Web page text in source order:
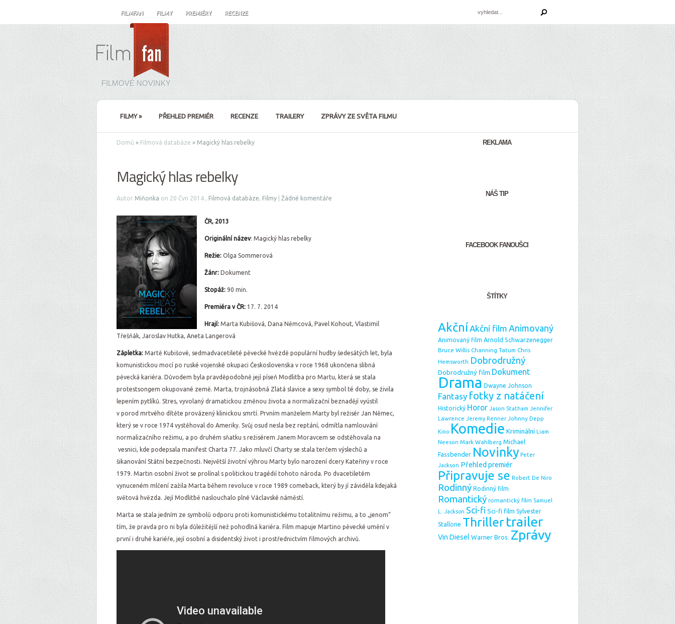
FILMFAN FILMY PREMIÉRY RECENZE
FILMOVÉ NOVINKY
FILMY» PŘEHLED PREMIÉR RECENZE TRAILERY ZPRÁVY ZE SVĚTA FILMU
Domů » Filmová databáze » Magický hlas rebelky
Magický hlas rebelky
Autor Miňonka on 20 Čvn 2014 , Filmová databáze, Filmy Žádné komentáře
ČR, 2013
Originální název: Magický hlas rebelky
Režie: Olga Sommerová
Žánr: Dokument
Stopáž: 90 min.
Premiéra v ČR: 17. 7. 2014
Hrají: Marta Kubišová, Dana Němcová, Pavel Kohout, Vlastimil
Třešňák, Jaroslav Hutka, Aneta Langerová
Zápletka: Martě Kubišové, sedmadvacetileté pěvecké hvězdě populární hudby šedesátých let, byla
komunistickou mocí po ruské vojenské okupaci Československa v roce 1968 ukončena slibná
pěvecká kariéra. Důvodem byla pravděpodobně její píseň Modlitba pro Martu, která se stala
protestsongem okupované země. Marta, trojnásobná Zlatá slavice a sexy symbol té doby, se živila
lepením pytlíků. Stres, vyvolaný dramatickou změnou života a normalizační beznadějí vyústil
v porod mrtvého dítěte provázený klinickou smrtí. Prvním manželem Marty byl režisér Jan Němec,
který se v roce 1974 vystěhoval do Ameriky. Svůj osud nesla bez reptání, odmítla namlouvání
normalizačního režimu, a po druhém sňatku s režisérem Janem Moravcem se odstěhovala na
vesnici, kde podepsala manifest Charta 77. Jako mluvčí Charty se stala terčem výslechů a
šikanování Státní bezpečnosti. Největší životní výhrou Marty bylo narození dcery Kateřiny v roce
1979. Martin osobní život se prolínal s politickou tragédií tohoto národa. Po dvacetiletém
vynuceném mlčení zažila Marta během revoluce v roce 1989 comeback, který by jí záviděla kdejaká
světová hvězda. Její Modlitbě naslouchalo plné Václavské náměstí.
Marta se stala jedním ze symbolů odporu proti komunistickému totalitnímu režimu, a to „jenom“
tím, že pravda pro ni byla důležitější než pohodlná kariéra. Film mapuje Martino pěvecké umění v
první i druhé kariéře, její osobní a disidentský život i prostřednictvím filmových archivů.
REKLAMA
NÁŠ TIP
FACEBOOK FANOUŠCI
ŠTÍTKY
AkčníAkční film Animovaný
Animovaný film Arnold Schwarzenegger
Bruce Willis Channing Tatum Chris
Hemsworth Dobrodružný
Dobrodružný film Dokument
Drama Dwayne Johnson
Fantasy fotky z natáčení
Historický Horor Jason Statham Jennifer
Lawrence Jeremy Renner Johnny Depp
Kino Komedie Kriminální Liam
Neeson Mark Wahlberg Michael
Fassbender Novinky Peter
Jackson Přehled premiér
Připravuje se Robert De Niro
Rodinný Rodinný film
Romantický romantický film Samuel
L. Jackson Sci-fi Sci-fi film Sylvester
Stallone Thrillertrailer
Vin Diesel Warner Bros. Zprávy